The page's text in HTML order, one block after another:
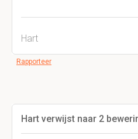
Hart
Rapporteer
Hart verwijst naar 2